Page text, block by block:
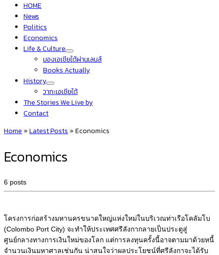
HOME
News
Politics
Economics
Life & Culture
มองเอเชียใต้ผ่านเลนส์
Books Actually
History
วาทะเอเชียใต้
The Stories We Live by
Contact
Home »Latest Posts »Economics
Economics
6 posts
โครงการก่อสร้างมหานครขนาดใหญ่แห่งใหม่ในบริเวณท่าเรือโคลัมโบ
(Colombo Port City) จะทำให้ประเทศศรีลังกากลายเป็นประตูสู่
ศูนย์กลางทางการเงินใหม่ของโลก แต่การลงทุนครั้งนี้อาจตามมาด้วยหนี้
จำนวนเงินมหาศาลเช่นกัน น่าสนใจว่าผลประโยชน์ที่ศรีลังกาจะได้รับ